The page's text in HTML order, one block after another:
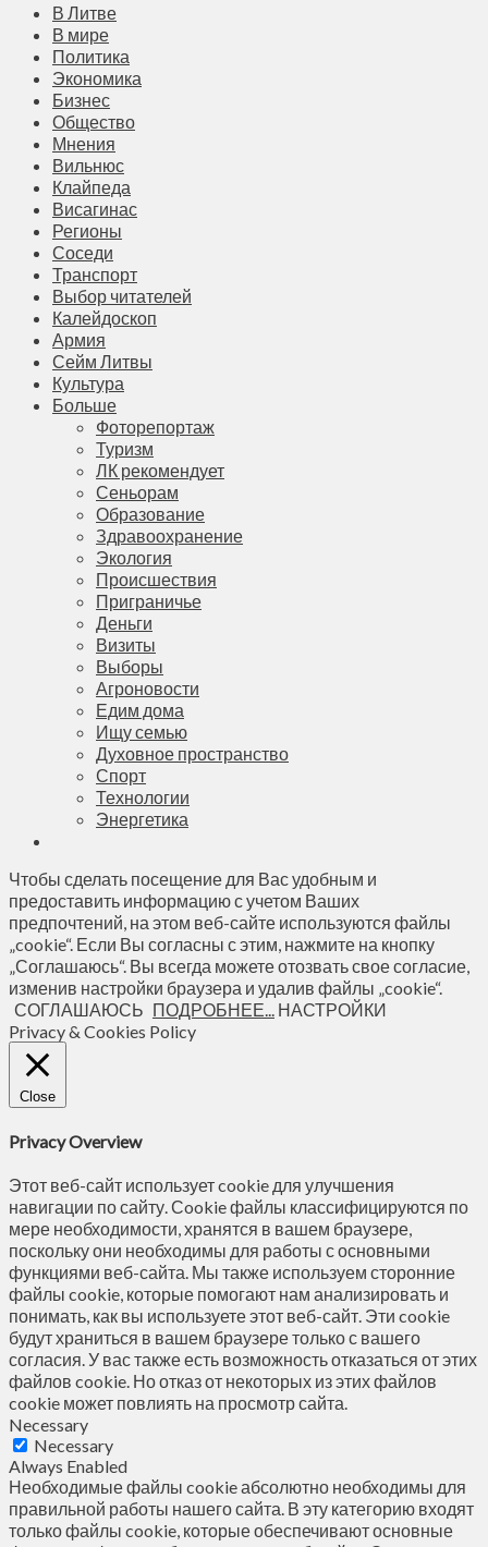
В Литве
В мире
Политика
Экономика
Бизнес
Общество
Мнения
Вильнюс
Клайпеда
Висагинас
Регионы
Соседи
Транспорт
Выбор читателей
Калейдоскоп
Армия
Сейм Литвы
Культура
Больше
Фоторепортаж
Туризм
ЛК рекомендует
Сеньорам
Образование
Здравоохранение
Экология
Происшествия
Приграничье
Деньги
Визиты
Выборы
Агроновости
Едим дома
Ищу семью
Духовное пространство
Спорт
Технологии
Энергетика
Чтобы сделать посещение для Вас удобным и
предоставить информацию с учетом Ваших
предпочтений, на этом веб-сайте используются файлы
„cookie“. Если Вы согласны с этим, нажмите на кнопку
„Соглашаюсь“. Вы всегда можете отозвать свое согласие,
изменив настройки браузера и удалив файлы „cookie“.
СОГЛАШАЮСЬ ПОДРОБНЕЕ...
НАСТРОЙКИ
Privacy & Cookies Policy
Close
Privacy Overview
Этот веб-сайт использует cookie для улучшения
навигации по сайту. Сookie файлы классифицируются по
мере необходимости, хранятся в вашем браузере,
поскольку они необходимы для работы с основными
функциями веб-сайта. Мы также используем сторонние
файлы cookie, которые помогают нам анализировать и
понимать, как вы используете этот веб-сайт. Эти cookie
будут храниться в вашем браузере только с вашего
согласия. У вас также есть возможность отказаться от этих
файлов cookie. Но отказ от некоторых из этих файлов
cookie может повлиять на просмотр сайта.
Necessary
Necessary
Always Enabled
Необходимые файлы cookie абсолютно необходимы для
правильной работы нашего сайта. В эту категорию входят
только файлы cookie, которые обеспечивают основные